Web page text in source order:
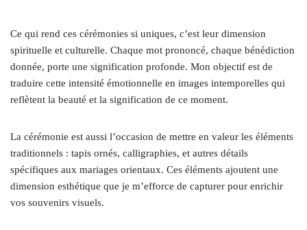
Ce qui rend ces cérémonies si uniques, c’est leur dimension
spirituelle et culturelle. Chaque mot prononcé, chaque bénédiction
donnée, porte une signification profonde. Mon objectif est de
traduire cette intensité émotionnelle en images intemporelles qui
reflètent la beauté et la signification de ce moment.
La cérémonie est aussi l’occasion de mettre en valeur les éléments
traditionnels : tapis ornés, calligraphies, et autres détails
spécifiques aux mariages orientaux. Ces éléments ajoutent une
dimension esthétique que je m’efforce de capturer pour enrichir
vos souvenirs visuels.